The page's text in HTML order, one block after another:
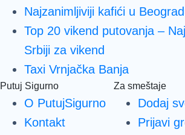
Najzanimljiviji kafići u
Top 20 vikend putovanja –
Srbiji za vikend
Taxi Vrnjačka Banja
Putuj Sigurno
O PutujSigurno
Kontakt
Za smeštaje
Dodaj
Prijavi